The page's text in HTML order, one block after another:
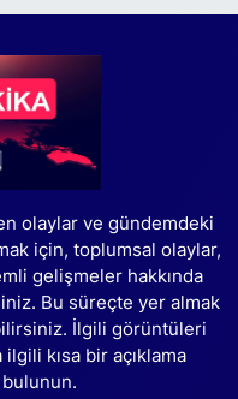
olaylar ve gündemdeki
için, toplumsal olaylar,
gelişmeler hakkında
Bu süreçte yer almak
İlgili görüntüleri
kısa bir açıklama
bulunun.